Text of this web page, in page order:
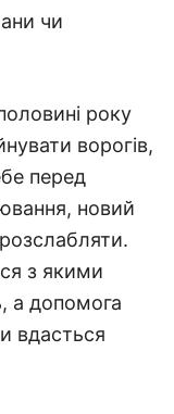
чи
року
ворогів,
перед
новий
з якими
а допомога
вдасться